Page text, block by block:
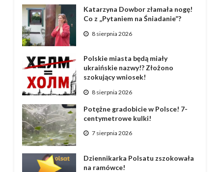
Katarzyna Dowbor złamała nogę!
Co z „Pytaniem na Śniadanie”?
8 sierpnia 2026
Polskie miasta będą miały
ukraińskie nazwy!? Złożono
szokujący wniosek!
8 sierpnia 2026
Potężne gradobicie w Polsce! 7-
centymetrowe kulki!
7 sierpnia 2026
Dziennikarka Polsatu zszokowała
na ramówce!